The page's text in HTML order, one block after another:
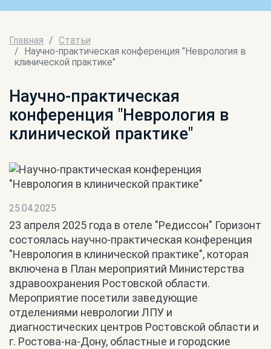
Главная
Статьи
Научно-практическая конференция "Неврология в
клинической практике"
Научно-практическая
конференция "Неврология в
клинической практике"
25.04.2025
23 апреля 2025 года в отеле "Редиссон" Горизонт
состоялась научно-практическая конференция
"Неврология в клинической практике", которая
включена в План мероприятий Министерства
здравоохранения Ростовской области.
Мероприятие посетили заведующие
отделениями неврологии ЛПУ и
диагностических центров Ростовской области и
г. Ростова-на-Дону, областные и городские